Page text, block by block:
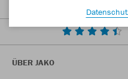
ÜBER JAKO